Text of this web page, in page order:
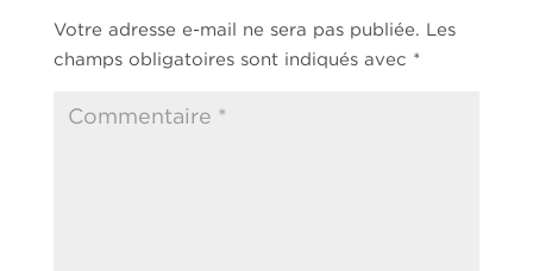
Votre adresse e-mail ne sera pas publiée.
Les
champs obligatoires sont indiqués avec *